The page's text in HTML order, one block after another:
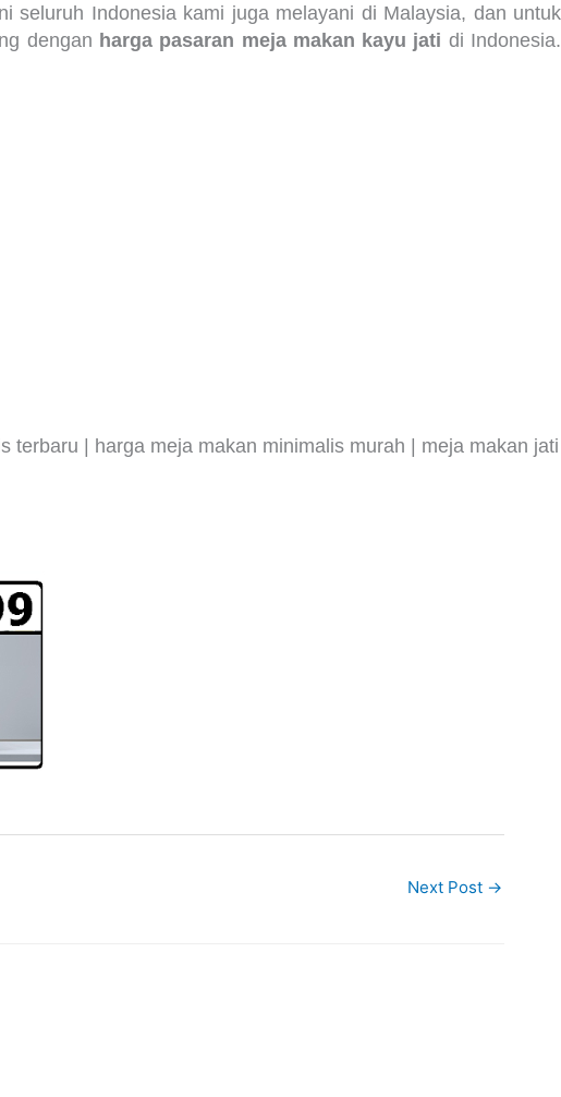
seluruh Indonesia kami juga melayani di Malaysia, dan untuk
dengan harga pasaran meja makan kayu jati di Indonesia.
| harga meja makan minimalis murah | meja makan jati
Next Post →